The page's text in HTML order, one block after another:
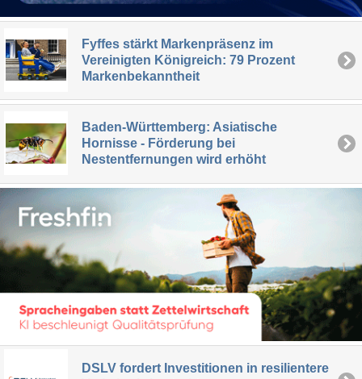
Fyffes stärkt Markenpräsenz im
Vereinigten Königreich: 79 Prozent
Markenbekanntheit
Baden-Württemberg: Asiatische
Hornisse - Förderung bei
Nestentfernungen wird erhöht
DSLV fordert Investitionen in resilientere